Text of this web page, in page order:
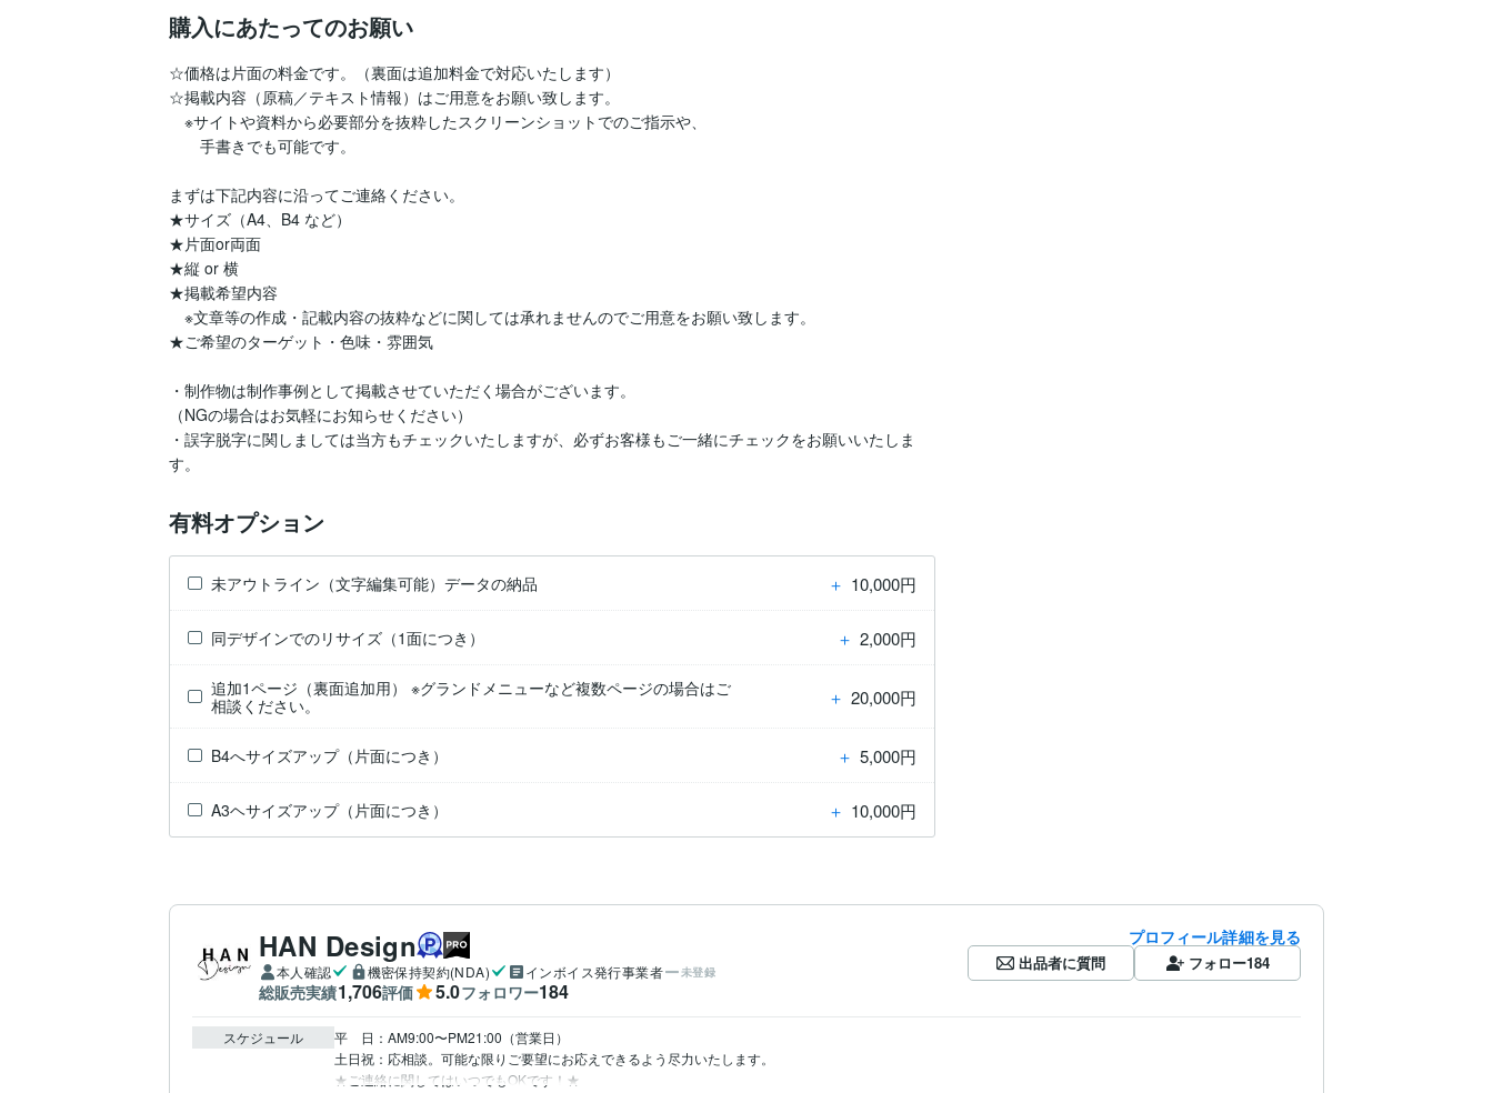
購入にあたってのお願い
☆価格は片面の料金です。（裏面は追加料金で対応いたします）
☆掲載内容（原稿／テキスト情報）はご用意をお願い致します。
※サイトや資料から必要部分を抜粋したスクリーンショットでのご指示や、
手書きでも可能です。
まずは下記内容に沿ってご連絡ください。
★サイズ（A4、B4 など）
★片面or両面
★縦 or 横
★掲載希望内容
※文章等の作成・記載内容の抜粋などに関しては承れませんのでご用意をお願い致します。
★ご希望のターゲット・色味・雰囲気
・制作物は制作事例として掲載させていただく場合がございます。
（NGの場合はお気軽にお知らせください）
・誤字脱字に関しましては当方もチェックいたしますが、必ずお客様もご一緒にチェックをお願いいたしま
す。
有料オプション
未アウトライン（文字編集可能）データの納品 ＋ 10,000円
同デザインでのリサイズ（1面につき） ＋ 2,000円
追加1ページ（裏面追加用） ※グランドメニューなど複数ページの場合はご
相談ください。
＋ 20,000円
B4へサイズアップ（片面につき） ＋ 5,000円
A3ヘサイズアップ（片面につき） ＋ 10,000円
HAN Design
本人確認 機密保持契約(NDA) インボイス発行事業者 未登録
総販売実績1,706評価 5.0フォロワー184
プロフィール詳細を見る
出品者に質問 フォロー184
スケジュール
平　日：AM9:00〜PM21:00（営業日）
土日祝：応相談。可能な限りご要望にお応えできるよう尽力いたします。
★ご連絡に関してはいつでもOKです！★